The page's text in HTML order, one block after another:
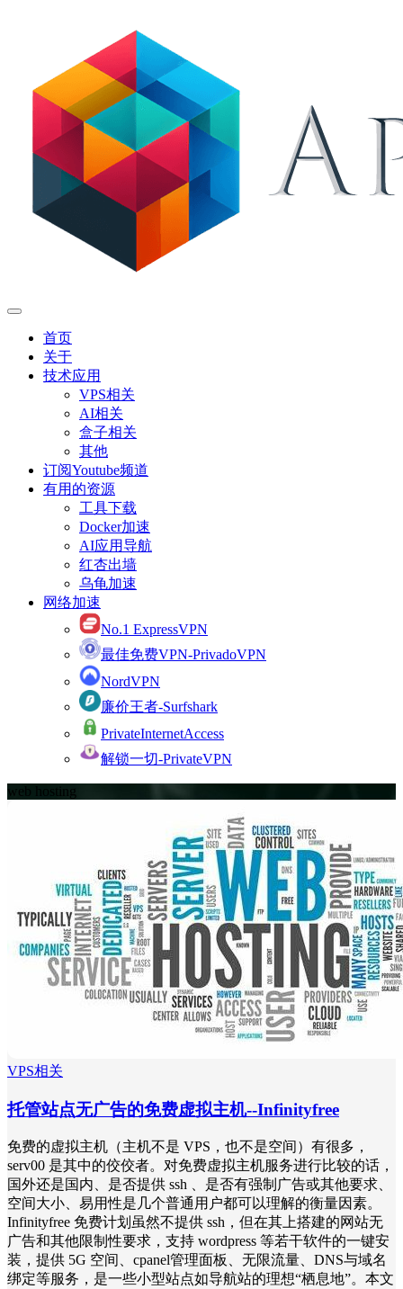
首页
关于
技术应用
VPS相关
AI相关
盒子相关
其他
订阅Youtube频道
有用的资源
工具下载
Docker加速
AI应用导航
红杏出墙
乌龟加速
网络加速
No.1 ExpressVPN
最佳免费VPN-PrivadoVPN
NordVPN
廉价王者-Surfshark
PrivateInternetAccess
解锁一切-PrivateVPN
web hosting
VPS相关
托管站点无广告的免费虚拟主机--Infinityfree
免费的虚拟主机（主机不是 VPS，也不是空间）有很多，
serv00 是其中的佼佼者。对免费虚拟主机服务进行比较的话，
国外还是国内、是否提供 ssh 、是否有强制广告或其他要求、
空间大小、易用性是几个普通用户都可以理解的衡量因素。
Infinityfree 免费计划虽然不提供 ssh，但在其上搭建的网站无
广告和其他限制性要求，支持 wordpress 等若干软件的一键安
装，提供 5G 空间、cpanel管理面板、无限流量、DNS与域名
绑定等服务，是一些小型站点如导航站的理想“栖息地”。本文